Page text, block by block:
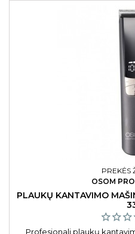
PREKĖS
OSOM
PLAUKŲ KANTAVIMO
Profesionali plaukų